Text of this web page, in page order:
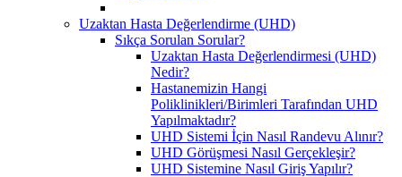
Uzaktan Hasta Değerlendirme (UHD)
Sıkça Sorulan Sorular?
Uzaktan Hasta Değerlendirmesi (UHD)
Nedir?
Hastanemizin Hangi
Poliklinikleri/Birimleri Tarafından UHD
Yapılmaktadır?
UHD Sistemi İçin Nasıl Randevu Alınır?
UHD Görüşmesi Nasıl Gerçekleşir?
UHD Sistemine Nasıl Giriş Yapılır?